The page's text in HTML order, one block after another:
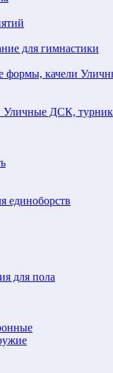
для гимнастики
Уличные ДСК,
единоборств
для пола